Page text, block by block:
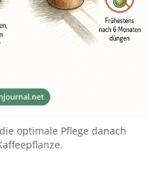
optimale Pflege danach